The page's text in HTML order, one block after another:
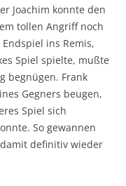
Joachim konnte den
tollen Angriff noch
ins Remis,
Spiel spielte, mußte
begnügen. Frank
Gegners beugen,
Spiel sich
So gewannen
definitiv wieder